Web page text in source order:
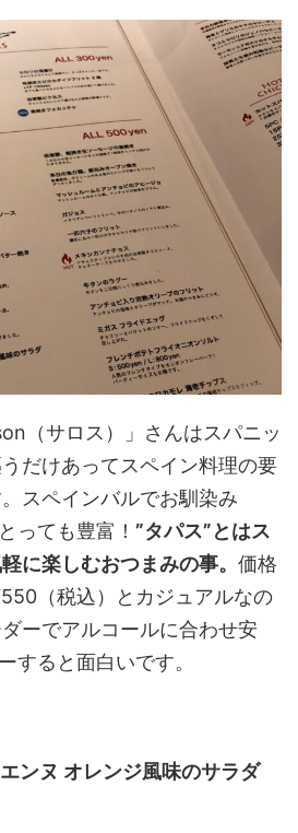
（サロス）」さんはスパニッ
だけあってスペイン料理の要
スペインバルでお馴染み
っても豊富！ ”タパス”とはス
に楽しむおつまみの事。 価格
（税込）とカジュアルなの
ーでアルコールに合わせ安
すると面白いです。
ンヌ オレンジ風味のサラダ